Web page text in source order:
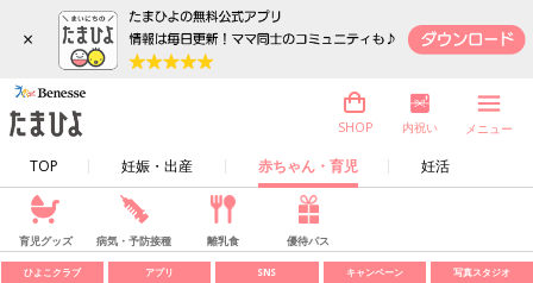
×
TOP 妊娠・出産 赤ちゃん・育児 妊活
SHOP 内祝い メニュー
育児グッズ 病気・予防接種 離乳食 優待パス
ひよこクラブ アプリ SNS キャンペーン 写真スタジオ